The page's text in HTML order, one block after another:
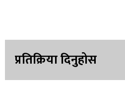
प्रतिक्रिया दिनुहोस